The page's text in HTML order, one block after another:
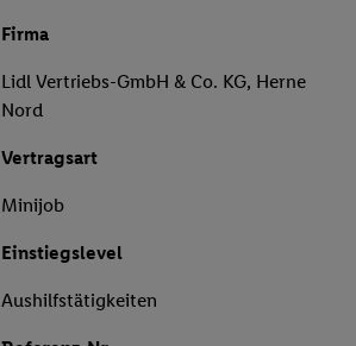
Firma
Lidl Vertriebs-GmbH & Co. KG, Herne
Nord
Vertragsart
Minijob
Einstiegslevel
Aushilfstätigkeiten